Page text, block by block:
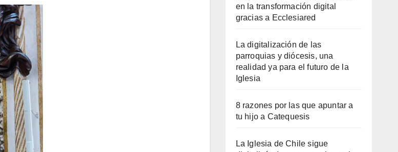
en la transformación digital
gracias a Ecclesiared
La digitalización de las
parroquias y diócesis, una
realidad ya para el futuro de la
Iglesia
8 razones por las que apuntar a
tu hijo a Catequesis
La Iglesia de Chile sigue